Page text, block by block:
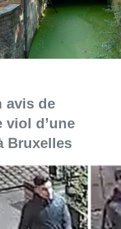
avis de
viol d’une
Bruxelles